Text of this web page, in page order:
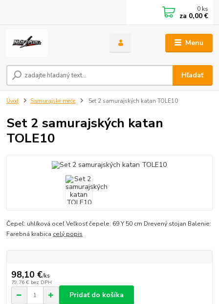
Menu
Hľadať
0 ks
za 0,00 €
Úvod Samurajské meče Set 2 samurajských katan TOLE10
Set 2 samurajských katan
TOLE10
Čepeľ: uhlíková oceľ Veľkosť čepele: 69 Y 50 cm Drevený stojan Balenie:
Farebná krabica celý popis
98,10 €/ks
79,76 € bez DPH
Pridať do košíka